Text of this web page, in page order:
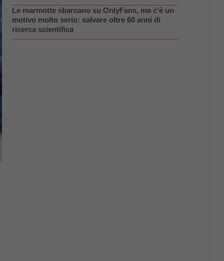
Le marmotte sbarcano su OnlyFans, ma c’è un
motivo molto serio: salvare oltre 60 anni di
ricerca scientifica